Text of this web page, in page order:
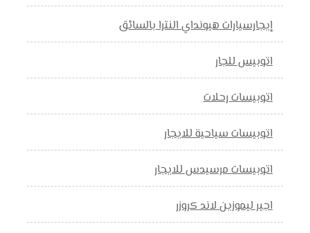
إيجارسيارات هيونداي النترا بالسائق
اتوبيس للجار
اتوبيسات رحلات
اتوبيسات سياحية للايجار
اتوبيسات مرسيدس للايجار
اجير ليموزين لاند كروزر